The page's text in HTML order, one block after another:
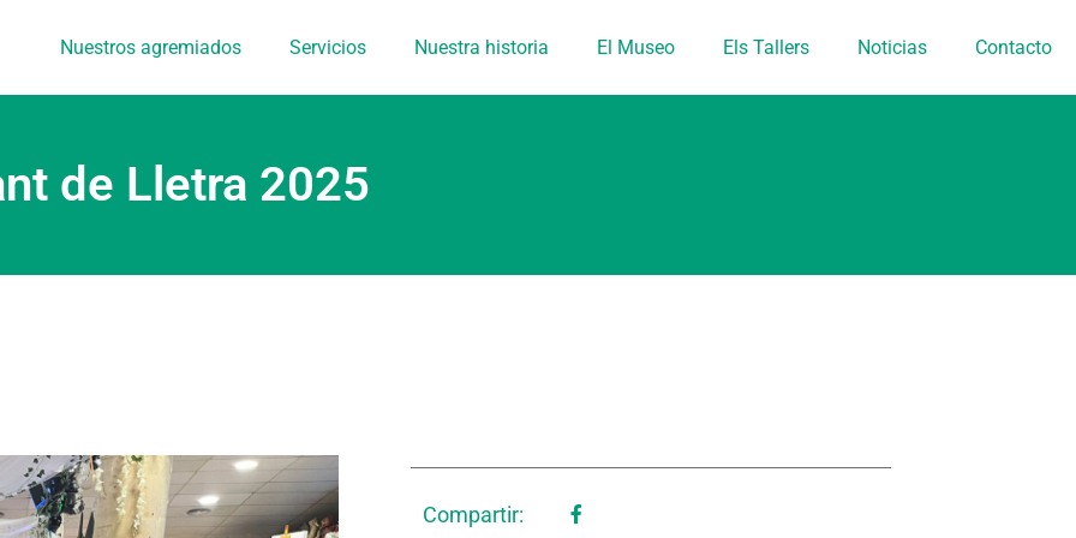
Nuestros agremiados Servicios Nuestra historia El Museo Els Tallers Noticias Contacto
de Lletra 2025
Compartir: